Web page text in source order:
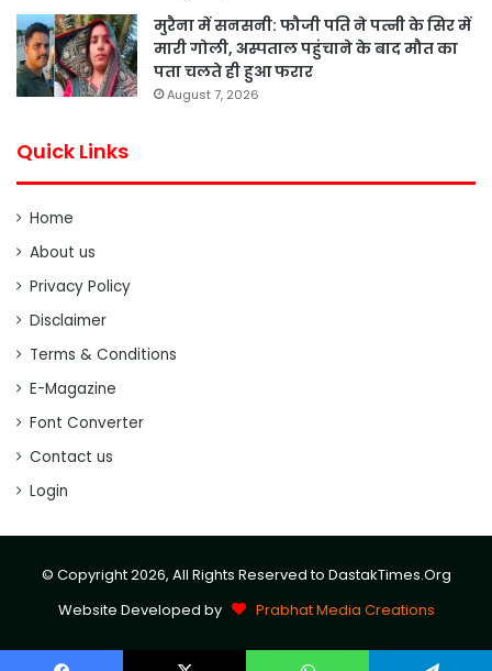
मुरैना में सनसनी: फौजी पति ने पत्नी के सिर में
मारी गोली, अस्पताल पहुंचाने के बाद मौत का
पता चलते ही हुआ फरार
August 7, 2026
Quick Links
Home
About us
Privacy Policy
Disclaimer
Terms & Conditions
E-Magazine
Font Converter
Contact us
Login
© Copyright 2026, All Rights Reserved to DastakTimes.Org
Website Developed by
Prabhat Media Creations